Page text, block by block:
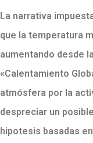
La narrativa
que la temperatura
aumentando desde
«Calentamiento
atmósfera por la
despreciar un
hipotesis basadas